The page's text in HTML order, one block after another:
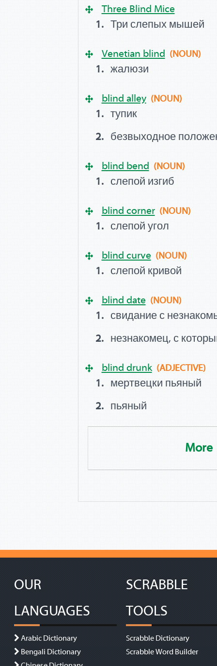
Three Blind Mice
Три слепых мышей
Venetian blind (NOUN)
жалюзи
blind alley (NOUN)
тупик
безвыходное
blind bend (NOUN)
слепой изгиб
blind corner (NOUN)
слепой угол
blind curve (NOUN)
слепой кривой
blind date (NOUN)
свидание с
незнакомец, с
blind drunk (ADJECTIVE)
мертвецки пьяный
пьяный
More
OUR
LANGUAGES
Arabic Dictionary
Bengali Dictionary
SCRABBLE
TOOLS
Scrabble Dictionary
Scrabble Word Builder